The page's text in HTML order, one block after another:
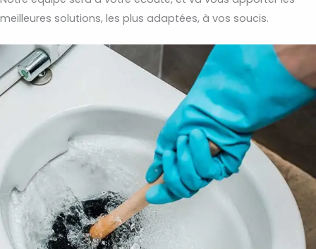
meilleures solutions, les plus adaptées, à vos soucis.